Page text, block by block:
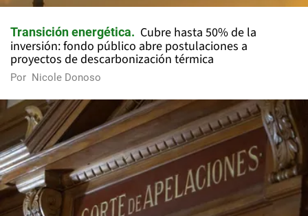
Transición energética
Cubre hasta 50% de la
inversión: fondo público abre postulaciones a
proyectos de descarbonización térmica
Por Nicole Donoso